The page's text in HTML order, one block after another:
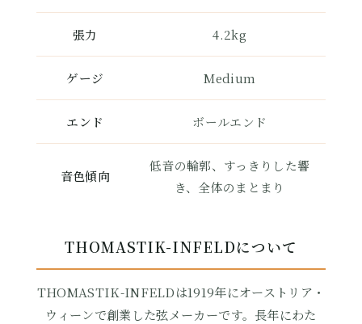
張力 4.2kg
ゲージ Medium
エンド ボールエンド
音色傾向
低音の輪郭、すっきりした響
き、全体のまとまり
THOMASTIK-INFELDについて
THOMASTIK-INFELDは1919年にオーストリア・
ウィーンで創業した弦メーカーです。長年にわた